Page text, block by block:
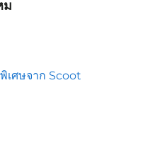
ม
เศษจาก Scoot